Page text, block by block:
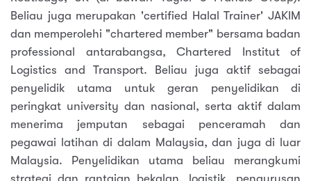
Beliau juga merupakan 'certified Halal Trainer' JAKIM
dan memperolehi "chartered member" bersama badan
professional antarabangsa, Chartered Institut of
Logistics and Transport. Beliau juga aktif sebagai
penyelidik utama untuk geran penyelidikan di
peringkat university dan nasional, serta aktif dalam
menerima jemputan sebagai penceramah dan
pegawai latihan di dalam Malaysia, dan juga di luar
Malaysia. Penyelidikan utama beliau merangkumi
strategi dan rantaian bekalan, logistik, pengurusan